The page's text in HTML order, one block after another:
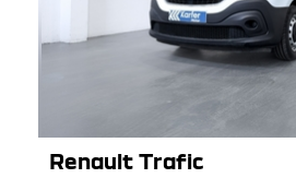
Renault Trafic